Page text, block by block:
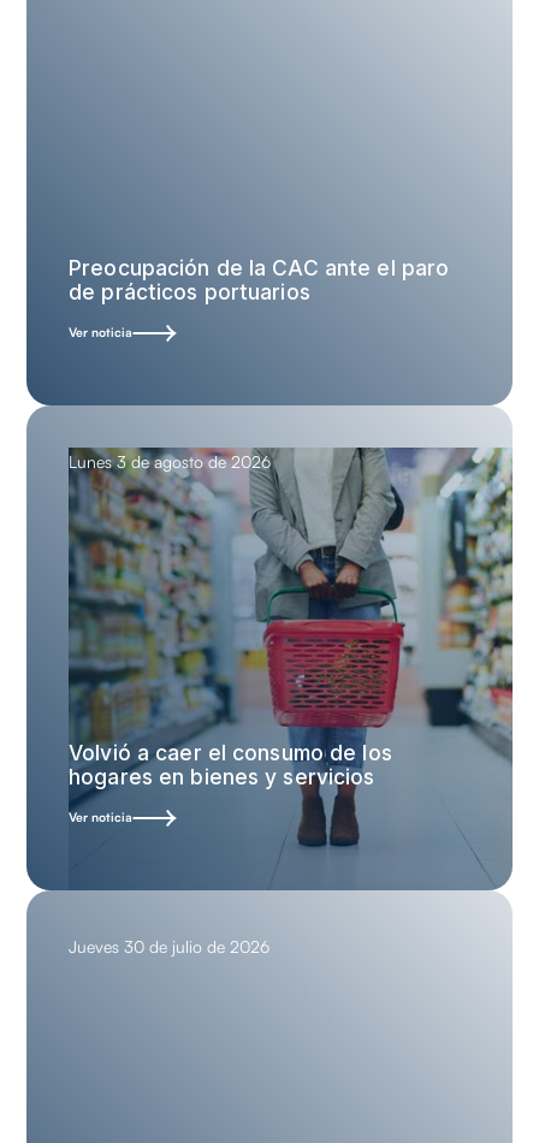
Preocupación de la CAC ante el paro
de prácticos portuarios
Ver noticia
Lunes 3 de agosto de 2026
Volvió a caer el consumo de los
hogares en bienes y servicios
Ver noticia
Jueves 30 de julio de 2026